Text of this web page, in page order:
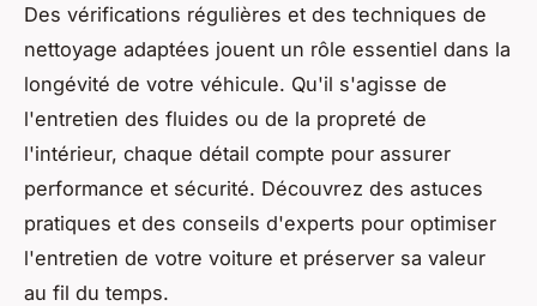
Des vérifications régulières et des techniques de
nettoyage adaptées jouent un rôle essentiel dans la
longévité de votre véhicule. Qu'il s'agisse de
l'entretien des fluides ou de la propreté de
l'intérieur, chaque détail compte pour assurer
performance et sécurité. Découvrez des astuces
pratiques et des conseils d'experts pour optimiser
l'entretien de votre voiture et préserver sa valeur
au fil du temps.